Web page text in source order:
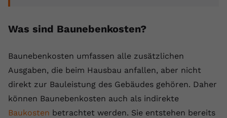
Was sind Baunebenkosten?
Baunebenkosten umfassen alle zusätzlichen
Ausgaben, die beim Hausbau anfallen, aber nicht
direkt zur Bauleistung des Gebäudes gehören. Daher
können Baunebenkosten auch als indirekte
Baukosten betrachtet werden. Sie entstehen bereits
Anbieter Youtube.com
Zweck
YouTube setzt diesen Cookie, um die
Videopräferenzen des Benutzers zu
speichern, der eingebettete YouTube-
Videos verwendet.